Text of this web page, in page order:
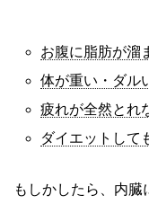
お腹に脂肪が溜
体が重い・ダル
疲れが全然とれ
ダイエットして
もしかしたら、内臓